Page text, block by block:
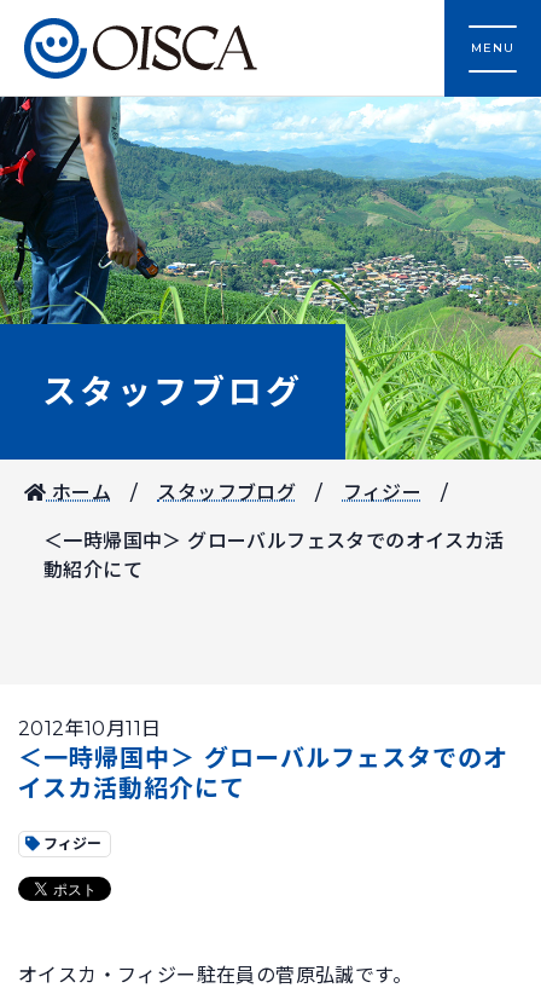
MENU
スタッフブログ
ホーム スタッフブログ フィジー
＜一時帰国中＞ グローバルフェスタでのオイスカ活
動紹介にて
2012年10月11日
＜一時帰国中＞ グローバルフェスタでのオ
イスカ活動紹介にて
フィジー
オイスカ・フィジー駐在員の菅原弘誠です。